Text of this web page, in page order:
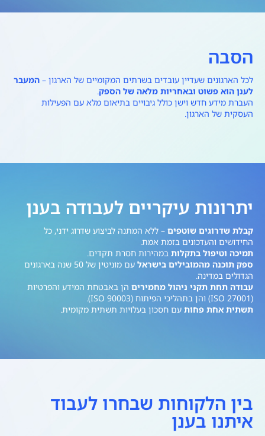
הסבה
לכל הארגונים שעדיין עובדים בשרתים המקומיים של הארגון – המעבר
לענן הוא פשוט ובאחריות מלאה של הספק.
העברת מידע חדש וישן כולל גיבויים בתיאום מלא עם הפעילות
העסקית של הארגון.
יתרונות עיקריים לעבודה בענן
קבלת שדרוגים שוטפים – ללא המתנה לביצוע שדרוג ידני, כל
החידושים והעדכונים בזמת אמת.
תמיכה וטיפול בתקלות במהירות חסרת תקדים.
ספק תוכנה מהמובילים בישראל
עם מוניטין של 50 שנה בארגונים
הגדולים במדינה.
עבודה תחת תקני ניהול מחמירים הן באבטחת המידע והפרטיות
(ISO 27001) והן בתהליכי הפיתוח (ISO 90003).
תשתית אחת פחות עם חסכון בעלויות תשתית מקומית.
בין הלקוחות שבחרו לעבוד
איתנו בענן